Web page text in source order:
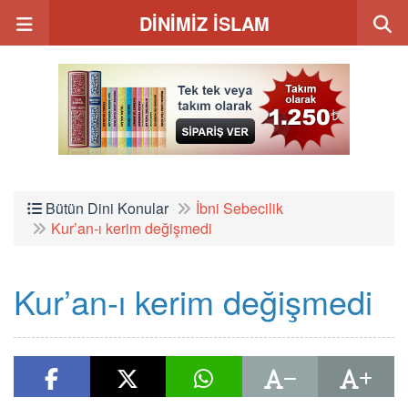
DİNİMİZ İSLAM
Bütün Dini Konular
İbni Sebecilik
Kur’an-ı kerim değişmedi
Kur’an-ı kerim değişmedi